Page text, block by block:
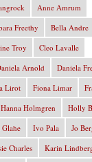
Anne Amrum
Freethy
Bella Andre
Troy
Cleo Lavalle
Arnold
Daniela
Lirot Fiona Limar
Hanna Holmgren
Holly
Ivo Pala
Jo
Charles Karin